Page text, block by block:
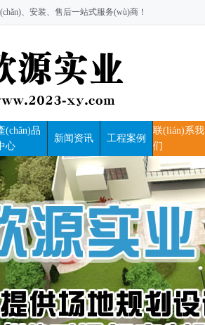
、安装、售后一站式服务(wù)商！
(chǎn)品
心
新闻资讯 工程案例
联(lián)系我
们